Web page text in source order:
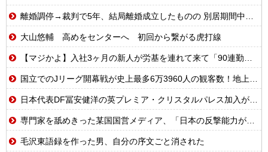
離婚調停→裁判で5年、結局離婚成立したものの 別居期間中の生活費で1000万近くむしりとられた。【胸糞】
大山悠輔 高めをセンターへ 初回から繋がる虎打線
【マジかよ】入社3ヶ月の新人が労基を連れて来て「90連勤させられました」「労働基準法違反です」→俺「彼は30連休中ですが?」
国立でのJリーグ開幕戦が史上最多6万3960人の観客数！地上波中継＆劇的な試合展開でSNSでも話題に
日本代表DF冨安健洋の英プレミア・クリスタルパレス加入が正式決定 鎌田大地とチームメイトに
専門家を舐めきった某国国営メディア、「日本の反撃能力が地域を不安定化させている」というストーリーで番組制作を進めようとするも……
毛沢東語録を作った男、自分の序文ごと消された